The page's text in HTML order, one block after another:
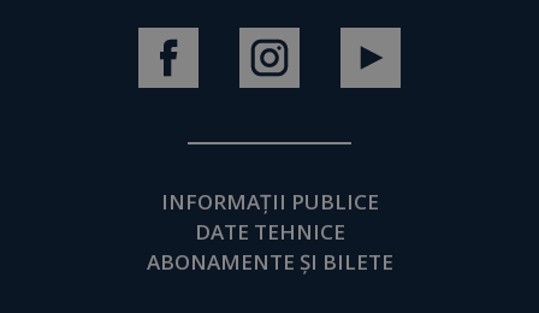
INFORMAȚII PUBLICE
DATE TEHNICE
ABONAMENTE ȘI BILETE